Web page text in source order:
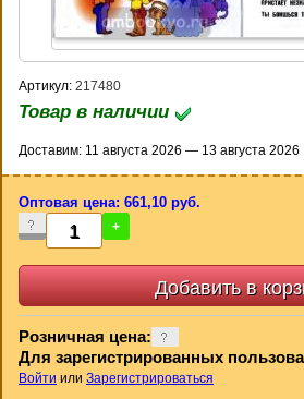
Артикул: 217480
Товар в наличии
Доставим: 11 августа 2026 — 13 августа 2026
Оптовая цена: 661,10 руб.
- +
Розничная цена:
Для зарегистрированных
Войти или Зарегистрироваться